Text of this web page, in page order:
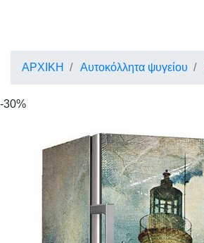
ΑΡΧΙΚΗ Αυτοκόλλητα ψυγείου
-30%